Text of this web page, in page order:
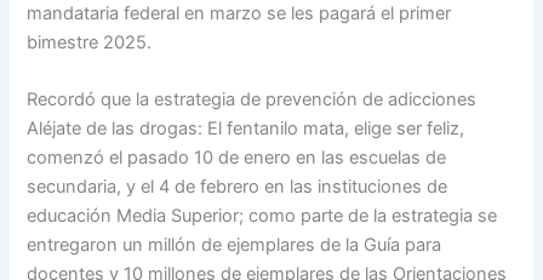
mandataria federal en marzo se les pagará el primer
bimestre 2025.
Recordó que la estrategia de prevención de adicciones
Aléjate de las drogas: El fentanilo mata, elige ser feliz,
comenzó el pasado 10 de enero en las escuelas de
secundaria, y el 4 de febrero en las instituciones de
educación Media Superior; como parte de la estrategia se
entregaron un millón de ejemplares de la Guía para
docentes y 10 millones de ejemplares de las Orientaciones